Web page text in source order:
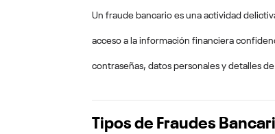
Un fraude bancario es una actividad
acceso a la información financiera
contraseñas, datos personales y detalles
Tipos de Fraudes